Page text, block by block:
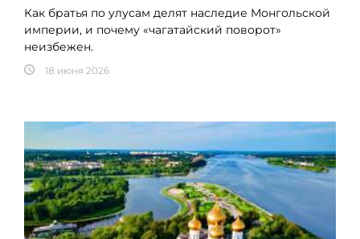
Как братья по улусам делят наследие Монгольской
империи, и почему «чагатайский поворот»
неизбежен.
18 июня 2026